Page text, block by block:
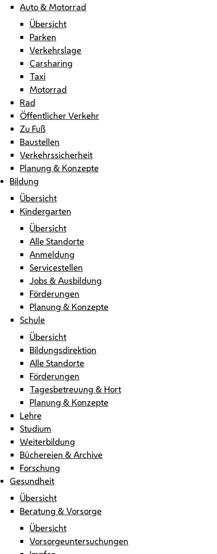
Auto & Motorrad
Übersicht
Parken
Verkehrslage
Carsharing
Taxi
Motorrad
Rad
Öffentlicher Verkehr
Zu Fuß
Baustellen
Verkehrssicherheit
Planung & Konzepte
Bildung
Übersicht
Kindergarten
Übersicht
Alle Standorte
Anmeldung
Servicestellen
Jobs & Ausbildung
Förderungen
Planung & Konzepte
Schule
Übersicht
Bildungsdirektion
Alle Standorte
Förderungen
Tagesbetreuung & Hort
Planung & Konzepte
Lehre
Studium
Weiterbildung
Büchereien & Archive
Forschung
Gesundheit
Übersicht
Beratung & Vorsorge
Übersicht
Vorsorgeuntersuchungen